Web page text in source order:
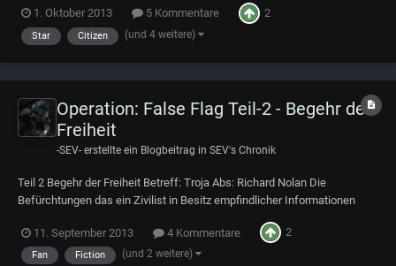
den Piraten weitet sich aus und macht keinen Halt vor zivilen Opfern. Vor
nicht einmal 2 Stunde...
1. Oktober 2013 5 Kommentare 2
Star Citizen (und 4 weitere)
Operation: False Flag Teil-2 - Begehr der
Freiheit
-SEV- erstellte ein Blogbeitrag in SEV's Chronik
Teil 2 Begehr der Freiheit Betreff: Troja Abs: Richard Nolan Die
Befürchtungen das ein Zivilist in Besitz empfindlicher Informationen
Informationen und um welche langfristige Folgen die Veröffentlichung
dieser Informationen h...
11. September 2013 4 Kommentare 2
Fan Fiction (und 2 weitere)